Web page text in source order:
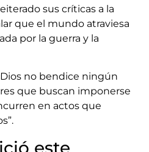
sus críticas a la
que el mundo atraviesa
por la guerra y la
no bendice ningún
que buscan imponerse
en actos que
este